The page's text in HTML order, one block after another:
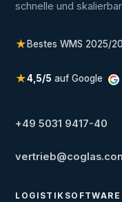
schnelle und
★Bestes WMS 2025/
★4,5/5 auf Google
+49 5031 9417-40
LOGISTIKSOFTWARE